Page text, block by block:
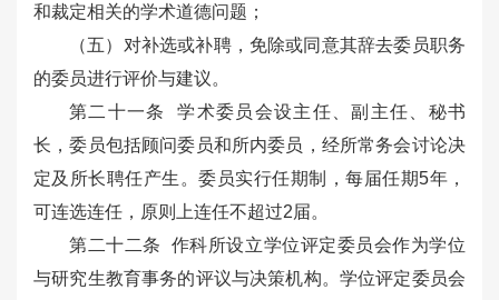
和裁定相关的学术道德问题；
（五）对补选或补聘，免除或同意其辞去委员职务
的委员进行评价与建议。
第二十一条 学术委员会设主任、副主任、秘书
长，委员包括顾问委员和所内委员，经所常务会讨论决
定及所长聘任产生。委员实行任期制，每届任期5年，
可连选连任，原则上连任不超过2届。
第二十二条 作科所设立学位评定委员会作为学位
与研究生教育事务的评议与决策机构。学位评定委员会